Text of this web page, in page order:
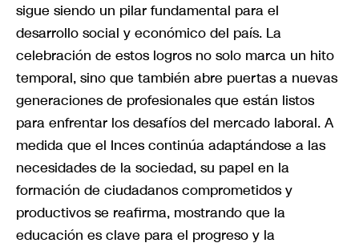
sigue siendo un pilar fundamental para el
desarrollo social y económico del país. La
celebración de estos logros no solo marca un hito
temporal, sino que también abre puertas a nuevas
generaciones de profesionales que están listos
para enfrentar los desafíos del mercado laboral. A
medida que el Inces continúa adaptándose a las
necesidades de la sociedad, su papel en la
formación de ciudadanos comprometidos y
productivos se reafirma, mostrando que la
educación es clave para el progreso y la